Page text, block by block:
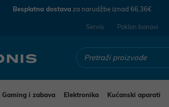
Besplatna dostava za narudžbe iznad 66,36€
Servis Poklon bonovi
Gaming i zabava Elektronika Kućanski aparati